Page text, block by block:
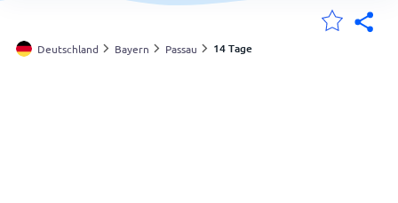
Österreich
Deutschland Bayern Passau 14 Tage